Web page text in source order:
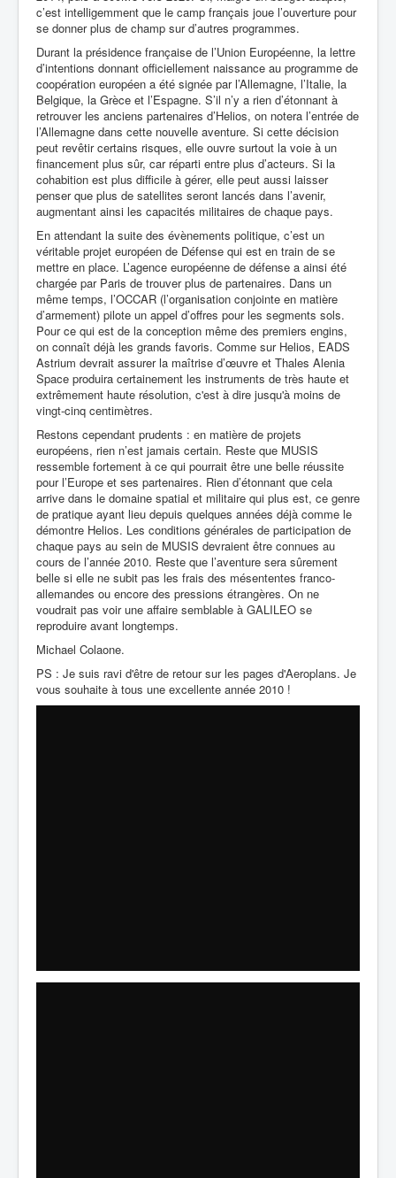
c’est intelligemment que le camp français joue l’ouverture pour
se donner plus de champ sur d’autres programmes.
Durant la présidence française de l’Union Européenne, la lettre
d’intentions donnant officiellement naissance au programme de
coopération européen a été signée par l’Allemagne, l’Italie, la
Belgique, la Grèce et l’Espagne. S’il n’y a rien d’étonnant à
retrouver les anciens partenaires d’Helios, on notera l’entrée de
l’Allemagne dans cette nouvelle aventure. Si cette décision
peut revêtir certains risques, elle ouvre surtout la voie à un
financement plus sûr, car réparti entre plus d’acteurs. Si la
cohabition est plus difficile à gérer, elle peut aussi laisser
penser que plus de satellites seront lancés dans l’avenir,
augmentant ainsi les capacités militaires de chaque pays.
En attendant la suite des évènements politique, c’est un
véritable projet européen de Défense qui est en train de se
mettre en place. L’agence européenne de défense a ainsi été
chargée par Paris de trouver plus de partenaires. Dans un
même temps, l’OCCAR (l’organisation conjointe en matière
d’armement) pilote un appel d’offres pour les segments sols.
Pour ce qui est de la conception même des premiers engins,
on connaît déjà les grands favoris. Comme sur Helios, EADS
Astrium devrait assurer la maîtrise d’œuvre et Thales Alenia
Space produira certainement les instruments de très haute et
extrêmement haute résolution, c'est à dire jusqu'à moins de
vingt-cinq centimètres.
Restons cependant prudents : en matière de projets
européens, rien n’est jamais certain. Reste que MUSIS
ressemble fortement à ce qui pourrait être une belle réussite
pour l’Europe et ses partenaires. Rien d’étonnant que cela
arrive dans le domaine spatial et militaire qui plus est, ce genre
de pratique ayant lieu depuis quelques années déjà comme le
démontre Helios. Les conditions générales de participation de
chaque pays au sein de MUSIS devraient être connues au
cours de l’année 2010. Reste que l’aventure sera sûrement
belle si elle ne subit pas les frais des mésententes franco-
allemandes ou encore des pressions étrangères. On ne
voudrait pas voir une affaire semblable à GALILEO se
reproduire avant longtemps.
Michael Colaone.
PS : Je suis ravi d'être de retour sur les pages d'Aeroplans. Je
vous souhaite à tous une excellente année 2010 !